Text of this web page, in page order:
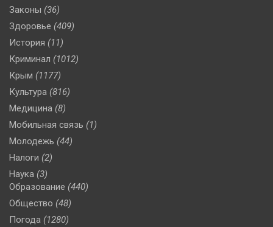
Законы (36)
Здоровье (409)
История (11)
Криминал (1012)
Крым (1177)
Культура (816)
Медицина (8)
Мобильная связь (1)
Молодежь (44)
Налоги (2)
Наука (3)
Образование (440)
Общество (48)
Погода (1280)